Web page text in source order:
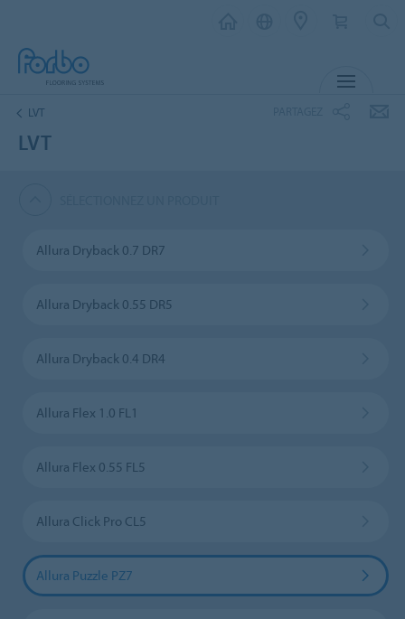
LVT
LVT
Allura Dryback 0.7 DR7
Allura Dryback 0.55 DR5
Allura Dryback 0.4 DR4
Allura Flex 1.0 FL1
Allura Flex 0.55 FL5
Allura Click Pro CL5
Allura Puzzle PZ7